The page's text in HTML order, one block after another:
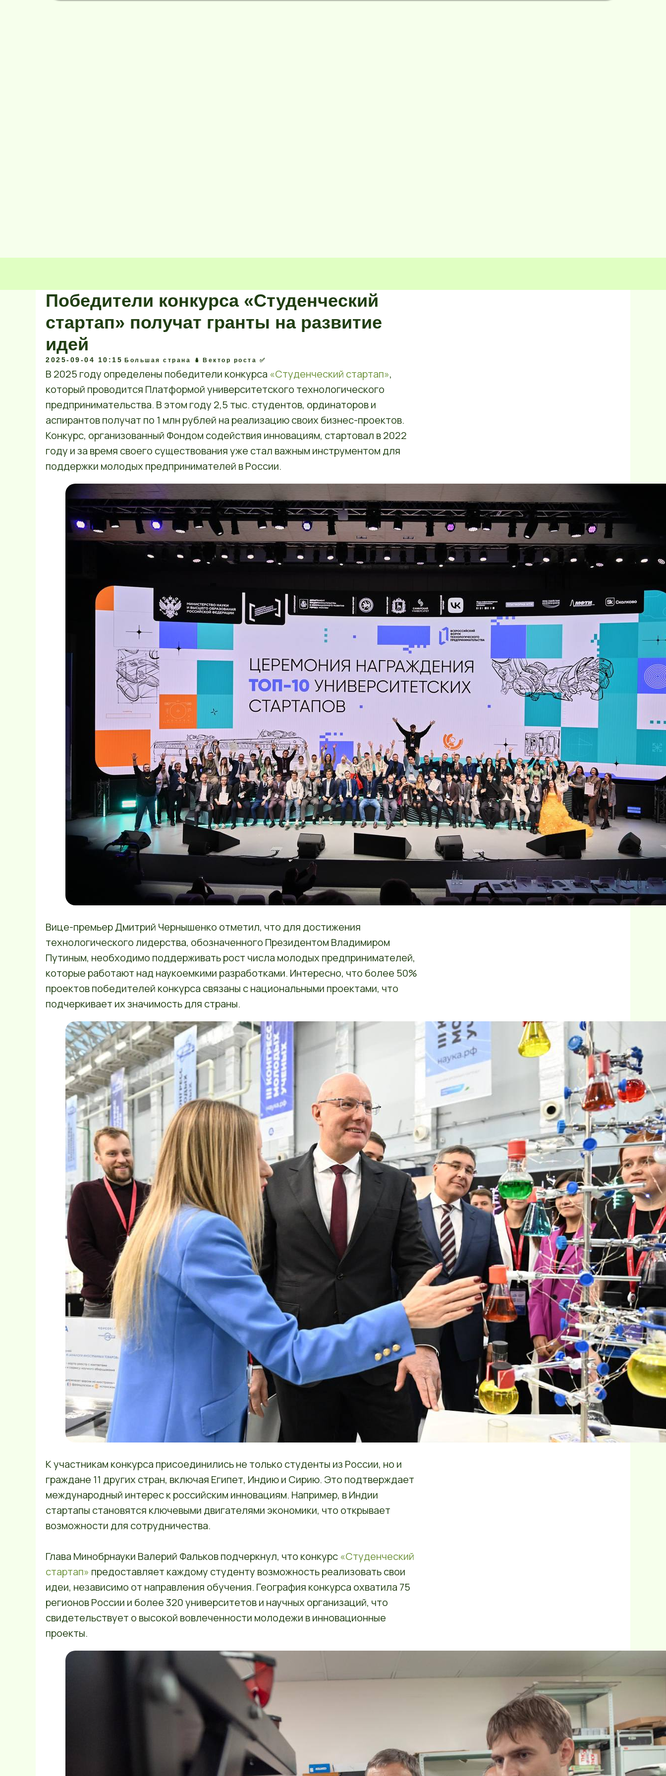
Победители конкурса «Студенческий
стартап» получат гранты на развитие
идей
2025-09-04 10:15 Большая страна 🪆 Вектор роста ✅️
В 2025 году определены победители конкурса «Студенческий стартап»,
который проводится Платформой университетского технологического
предпринимательства. В этом году 2,5 тыс. студентов, ординаторов и
аспирантов получат по 1 млн рублей на реализацию своих бизнес-проектов.
Конкурс, организованный Фондом содействия инновациям, стартовал в 2022
году и за время своего существования уже стал важным инструментом для
поддержки молодых предпринимателей в России.
Вице-премьер Дмитрий Чернышенко отметил, что для достижения
технологического лидерства, обозначенного Президентом Владимиром
Путиным, необходимо поддерживать рост числа молодых предпринимателей,
которые работают над наукоемкими разработками. Интересно, что более 50%
проектов победителей конкурса связаны с национальными проектами, что
подчеркивает их значимость для страны.
К участникам конкурса присоединились не только студенты из России, но и
граждане 11 других стран, включая Египет, Индию и Сирию. Это подтверждает
международный интерес к российским инновациям. Например, в Индии
стартапы становятся ключевыми двигателями экономики, что открывает
возможности для сотрудничества.
Глава Минобрнауки Валерий Фальков подчеркнул, что конкурс«Студенческий
стартап» предоставляет каждому студенту возможность реализовать свои
идеи, независимо от направления обучения. География конкурса охватила 75
регионов России и более 320 университетов и научных организаций, что
свидетельствует о высокой вовлеченности молодежи в инновационные
проекты.